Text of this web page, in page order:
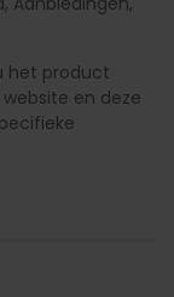
het product
en deze